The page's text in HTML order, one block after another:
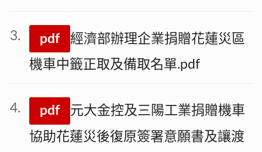
pdf
經濟部辦理企業捐贈花蓮災區
機車中籤正取及備取名單.pdf
pdf
元大金控及三陽工業捐贈機車
協助花蓮災後復原簽署意願書及讓渡